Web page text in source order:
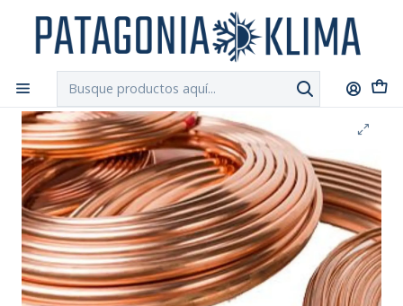
Chilexpress
Inicio Aire Acondicionado
Tuberia Cañeria de Cobre Recocido Flexible 3/8" x 15 mt.-